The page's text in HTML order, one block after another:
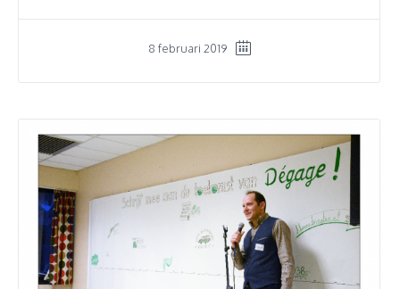
8 februari 2019